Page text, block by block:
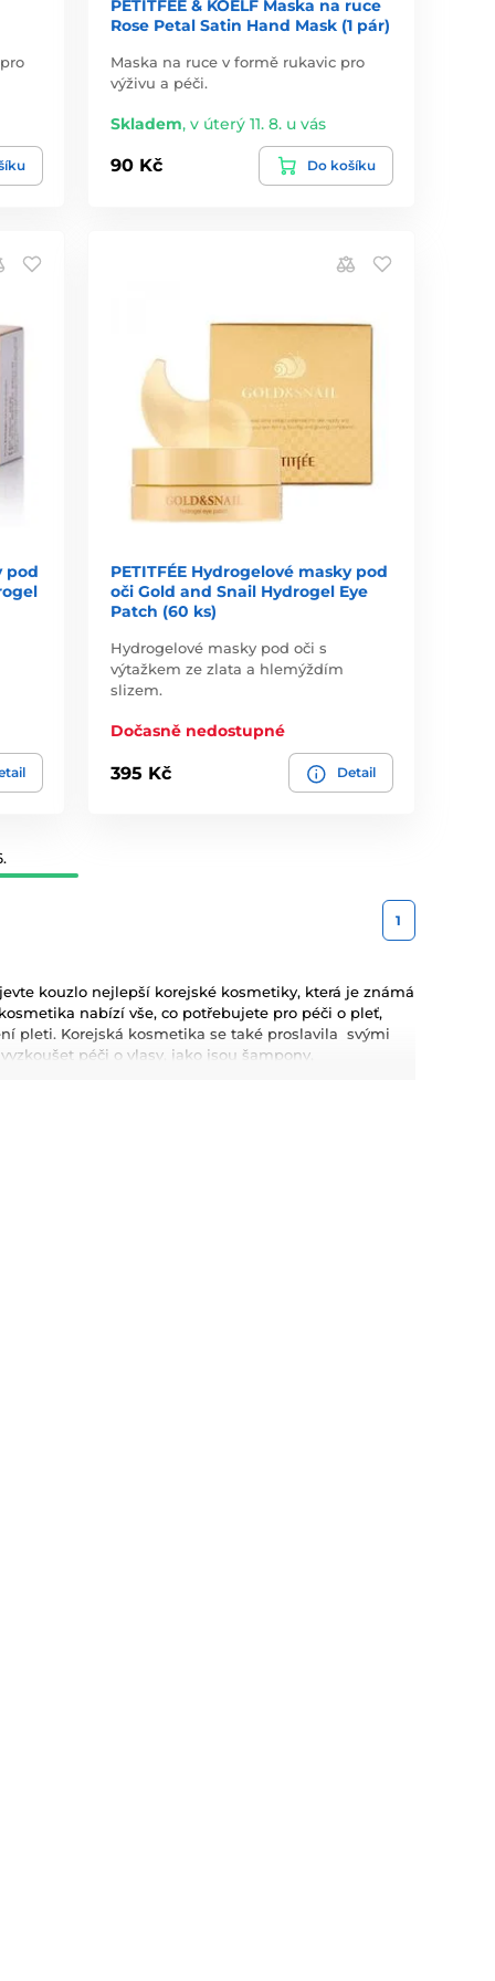
PETITFEE & KOELF Maska na ruce
Rose Petal Satin Hand Mask (1 pár)
Maska na ruce v formě rukavic pro
výživu a péči.
Skladem,v úterý 11. 8. u vás
90 Kč Do košíku
pod
PETITFÉE Hydrogelové masky pod
oči Gold and Snail Hydrogel Eye
Patch (60 ks)
Hydrogelové masky pod oči s
výtažkem ze zlata a hlemýždím
slizem.
Dočasně nedostupné
395 Kč Detail
1
kouzlo nejlepší korejské kosmetiky, která je známá
nabízí vše, co potřebujete pro péči o pleť,
pleti. Korejská kosmetika se také proslavila svými
péči o vlasy, jako jsou šampony,